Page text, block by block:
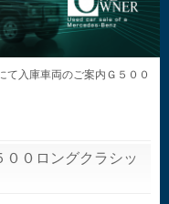
て入庫車両のご案内Ｇ５００
０ロングクラシッ